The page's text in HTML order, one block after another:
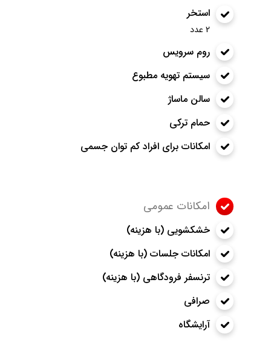
استخر
2 عدد
روم سرویس
سیستم تهویه مطبوع
سالن ماساژ
حمام ترکی
امکانات برای افراد کم توان جسمی
امکانات عمومی
خشکشویی (با هزینه)
امکانات جلسات (با هزینه)
ترنسفر فرودگاهی (با هزینه)
صرافی
آرایشگاه